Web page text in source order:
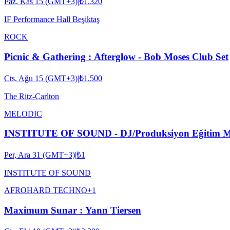
IF Performance Hall Beşiktaş
ROCK
Picnic & Gathering : Afterglow - Bob Moses Club Set
Cts, Ağu 15 (GMT+3)|₺1.500
The Ritz-Carlton
MELODIC
INSTITUTE OF SOUND - DJ/Produksiyon Eğitim
Per, Ara 31 (GMT+3)|₺1
INSTITUTE OF SOUND
AFROHARD TECHNO+1
Maximum Sunar : Yann Tiersen